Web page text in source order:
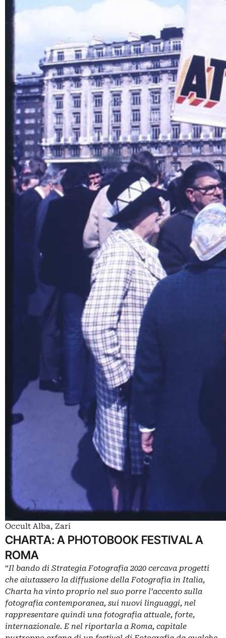
Occult Alba, Zari
CHARTA: A PHOTOBOOK FESTIVAL A
ROMA
“Il bando di Strategia Fotografia 2020 cercava progetti
che aiutassero la diffusione della Fotografia in Italia,
Charta ha vinto proprio nel suo porre l’accento sulla
fotografia contemporanea, sui nuovi linguaggi, nel
rappresentare quindi una fotografia attuale, forte,
internazionale. E nel riportarla a Roma, capitale